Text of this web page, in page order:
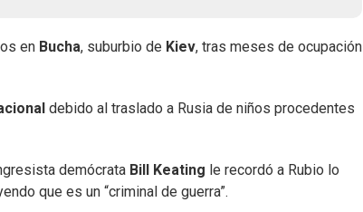
en Bucha, suburbio de Kiev, tras meses de ocupación
debido al traslado a Rusia de niños procedentes
demócrata Bill Keating le recordó a Rubio lo
que es un “criminal de guerra”.